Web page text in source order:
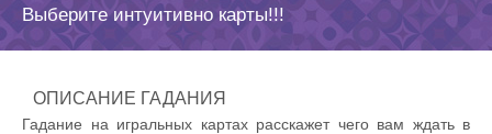
Выберите интуитивно карты!!!
ОПИСАНИЕ ГАДАНИЯ
Гадание на игральных картах расскажет чего вам ждать в